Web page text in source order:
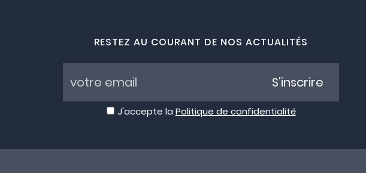
RESTEZ AU COURANT DE NOS ACTUALITÉS
J'accepte la Politique de confidentialité
S'inscrire